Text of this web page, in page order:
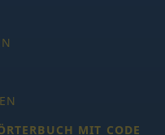
MIT CODE